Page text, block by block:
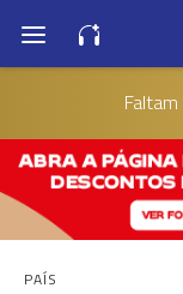
Faltam
PAÍS